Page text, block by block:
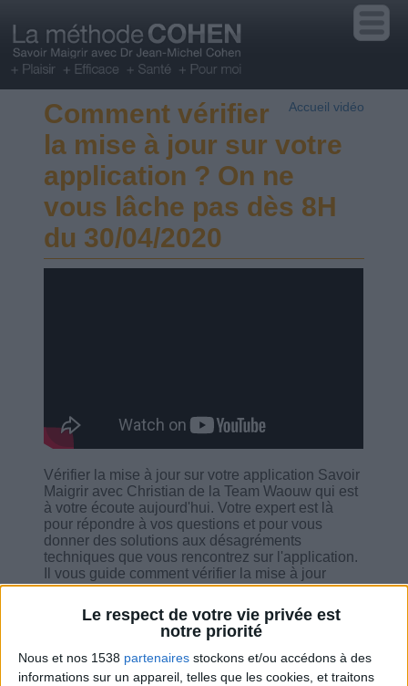
Le respect de votre vie privée est
notre priorité
Nous et nos 1538 partenaires stockons et/ou accédons à des
informations sur un appareil, telles que les cookies, et traitons
Accueil vidéo
Comment vérifier
la mise à jour sur votre
application ? On ne
vous lâche pas dès 8H
du 30/04/2020
Vérifier la mise à jour sur votre application Savoir
Maigrir avec Christian de la Team Waouw qui est
à votre écoute aujourd'hui. Votre expert est là
pour répondre à vos questions et pour vous
donner des solutions aux désagréments
techniques que vous rencontrez sur l'application.
Il vous guide comment vérifier la mise à jour
depuis votre appli et explique comment ça
marche les rubriques tels que messagerie, la liste
de courses, les recettes, etc.